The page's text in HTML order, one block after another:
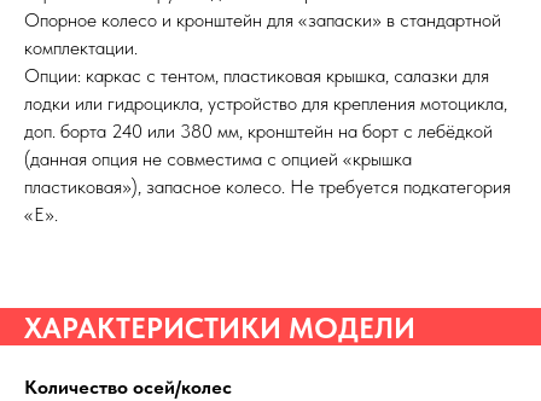
Опорное колесо и кронштейн для «запаски» в стандартной
комплектации.
Опции: каркас с тентом, пластиковая крышка, салазки для
лодки или гидроцикла, устройство для крепления мотоцикла,
доп. борта 240 или 380 мм, кронштейн на борт с лебёдкой
(данная опция не совместима с опцией «крышка
пластиковая»), запасное колесо. Не требуется подкатегория
«Е».
ХАРАКТЕРИСТИКИ МОДЕЛИ
Количество осей/колес